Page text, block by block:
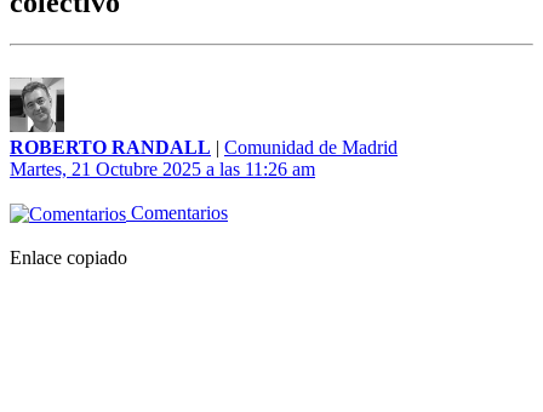
ROBERTO RANDALL | Comunidad de Madrid
Martes, 21 Octubre 2025 a las 11:26 am
Comentarios
Enlace copiado